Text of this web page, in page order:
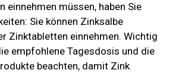
einnehmen müssen, haben Sie
Sie können Zinksalbe
Zinktabletten einnehmen. Wichtig
empfohlene Tagesdosis und die
beachten, damit Zink